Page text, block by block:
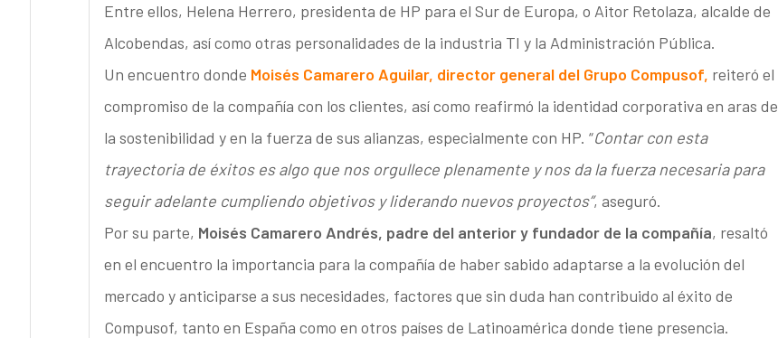
Entre ellos, Helena Herrero, presidenta de HP para el Sur de Europa, o Aitor Retolaza, alcalde de
Alcobendas, así como otras personalidades de la industria TI y la Administración Pública.
Un encuentro donde Moisés Camarero Aguilar, director general del Grupo Compusof, reiteró el
compromiso de la compañía con los clientes, así como reafirmó la identidad corporativa en aras de
la sostenibilidad y en la fuerza de sus alianzas, especialmente con HP. “Contar con esta
trayectoria de éxitos es algo que nos orgullece plenamente y nos da la fuerza necesaria para
seguir adelante cumpliendo objetivos y liderando nuevos proyectos”, aseguró.
Por su parte, Moisés Camarero Andrés, padre del anterior y fundador de la compañía, resaltó
en el encuentro la importancia para la compañía de haber sabido adaptarse a la evolución del
mercado y anticiparse a sus necesidades, factores que sin duda han contribuido al éxito de
Compusof, tanto en España como en otros países de Latinoamérica donde tiene presencia.